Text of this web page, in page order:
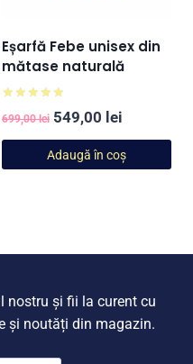
Eșarfă Febe unisex din
mătase naturală
Evaluat la
5.00
699,00lei Prețul
inițial
a
549,00 lei
curent
este:
Adaugă în coș
nostru și fii la curent cu
și noutăți din magazin.